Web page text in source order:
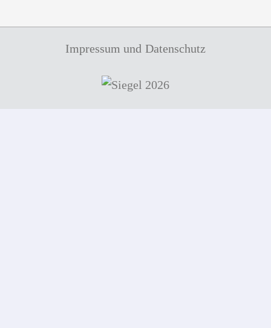
Impressum und Datenschutz